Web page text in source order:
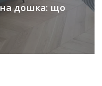
дошка: що